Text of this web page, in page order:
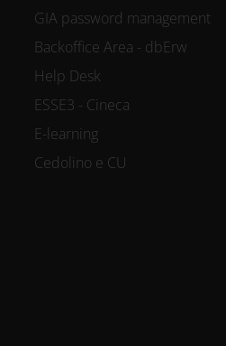
GIA password management
Backoffice Area - dbErw
Help Desk
ESSE3 - Cineca
E-learning
Cedolino e CU